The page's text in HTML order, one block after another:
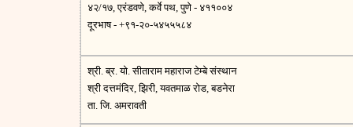
४२/१७, एरंडवणे, कर्वे पथ, पुणे - ४११००४
दूरभाष - +९१-२०-५४५५५८४
श्री. ब्र. यो. सीताराम महाराज टेम्बे संस्थान
श्री दत्तमंदिर, झिरी, यवतमाळ रोड, बडनेरा
ता. जि. अमरावती